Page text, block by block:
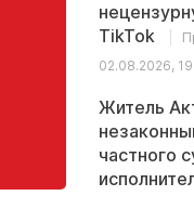
TikTok
02.08.2026,
Житель
частного